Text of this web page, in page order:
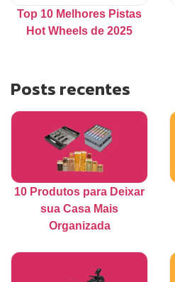
Top 10 Melhores Pistas
Hot Wheels de 2025
Posts recentes
10 Produtos para Deixar
sua Casa Mais
Organizada